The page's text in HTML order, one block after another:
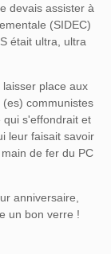
devais assister à
(SIDEC)
était ultra, ultra
place aux
communistes
qui s'effondrait et
leur faisait savoir
de fer du PC
anniversaire,
un bon verre !